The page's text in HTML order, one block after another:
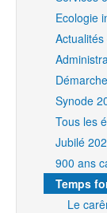
Ecologie
Synode
Tous les
Jubilé
900 ans
Temps
Le